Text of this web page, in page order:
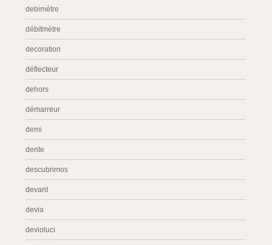
debimétre
débitmètre
decoration
déflecteur
dehors
démarreur
demi
dente
descubrimos
devant
devia
devioluci